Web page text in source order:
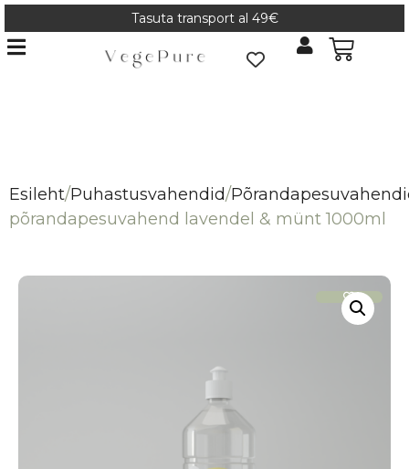
Tasuta transport al 49€
Esileht/Puhastusvahendid/
põrandapesuvahend lavendel & münt 1000ml